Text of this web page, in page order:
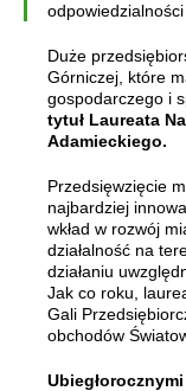
odpowiedzialności
Duże
Górniczej, które
gospodarczego i
tytuł Laureata
Adamieckiego.
Przedsięwzięcie
najbardziej
wkład w rozwój
działalność na
działaniu
Jak co roku,
Gali
obchodów